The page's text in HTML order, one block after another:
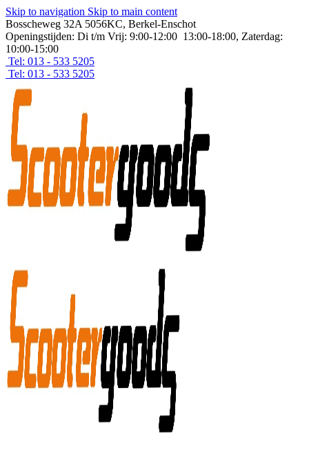
Skip to navigation Skip to main content
Bosscheweg 32A 5056KC, Berkel-Enschot
Openingstijden: Di t/m Vrij: 9:00-12:00 13:00-18:00, Zaterdag:
10:00-15:00
Tel: 013 - 533 5205
Tel: 013 - 533 5205